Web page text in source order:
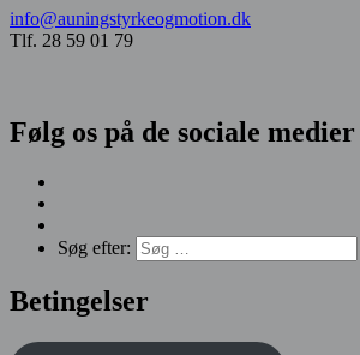
info@auningstyrkeogmotion.dk
Tlf. 28 59 01 79
Følg os på de sociale medier
Søg efter:
Betingelser